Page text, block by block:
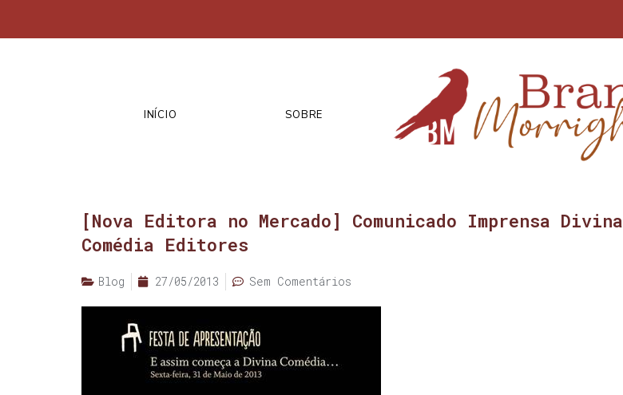
INÍCIO SOBRE
[Nova Editora no Mercado] Comunicado Imprensa Divina
Comédia Editores
Blog 27/05/2013 Sem Comentários